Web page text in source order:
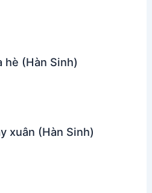
hè (Hàn Sinh)
xuân (Hàn Sinh)